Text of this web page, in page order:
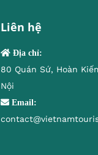
Liên hệ
Địa chỉ:
80 Quán Sứ, Hoàn
Nội
Email: